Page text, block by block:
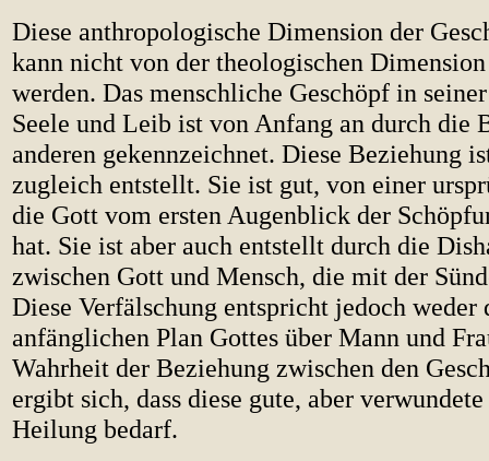
Diese anthropologische Dimension der
kann nicht von der theologischen
werden. Das menschliche Geschöpf in
Seele und Leib ist von Anfang an durch die
anderen gekennzeichnet. Diese Beziehung
zugleich entstellt. Sie ist gut, von einer
die Gott vom ersten Augenblick der
hat. Sie ist aber auch entstellt durch die
zwischen Gott und Mensch, die mit der
Diese Verfälschung entspricht jedoch weder
anfänglichen Plan Gottes über Mann und
Wahrheit der Beziehung zwischen den
ergibt sich, dass diese gute, aber
Heilung bedarf.